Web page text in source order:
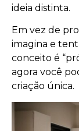
ideia distinta.
Em vez de
imagina e
conceito é
agora você
criação única.